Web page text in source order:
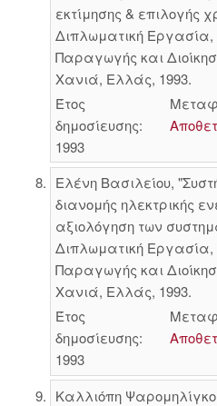
εκτίμησης & επιλογής
Διπλωματική
Παραγωγής και
Χανιά, Ελλάς, 1993.
Έτος
δημοσίευσης:
1993
Ελένη Βασιλείου,
διανομής ηλεκτρικής
αξιολόγηση των
Διπλωματική
Παραγωγής και
Χανιά, Ελλάς, 1993.
Έτος
δημοσίευσης:
1993
Καλλιόπη